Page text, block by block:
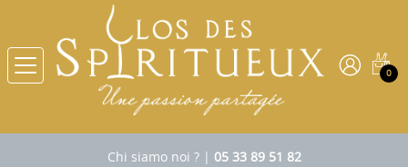
0
Chi siamo noi ?| 05 33 89 51 82